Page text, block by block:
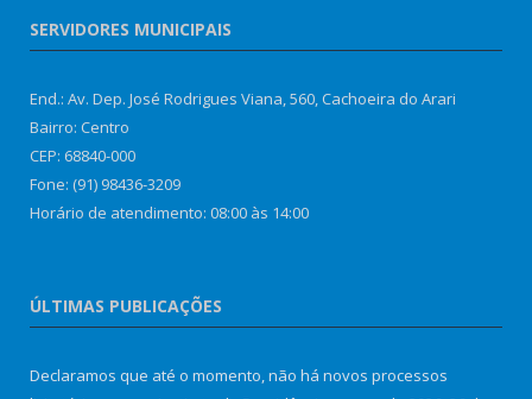
SERVIDORES MUNICIPAIS
End.: Av. Dep. José Rodrigues Viana, 560, Cachoeira do Arari
Bairro: Centro
CEP: 68840-000
Fone: (91) 98436-3209
Horário de atendimento: 08:00 às 14:00
ÚLTIMAS PUBLICAÇÕES
Declaramos que até o momento, não há novos processos